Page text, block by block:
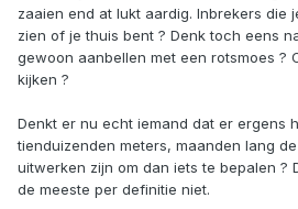
zaaien end at lukt aardig. Inbrekers die
zien of je thuis bent ? Denk toch eens
gewoon aanbellen met een rotsmoes ?
kijken ?
Denkt er nu echt iemand dat er ergens
tienduizenden meters, maanden lang
uitwerken zijn om dan iets te bepalen ?
de meeste per definitie niet.